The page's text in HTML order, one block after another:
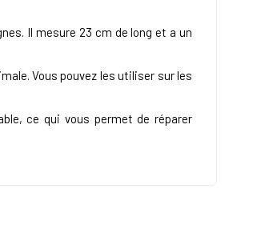
Il mesure 23 cm de long et a un
Vous pouvez les utiliser sur les
ce qui vous permet de réparer